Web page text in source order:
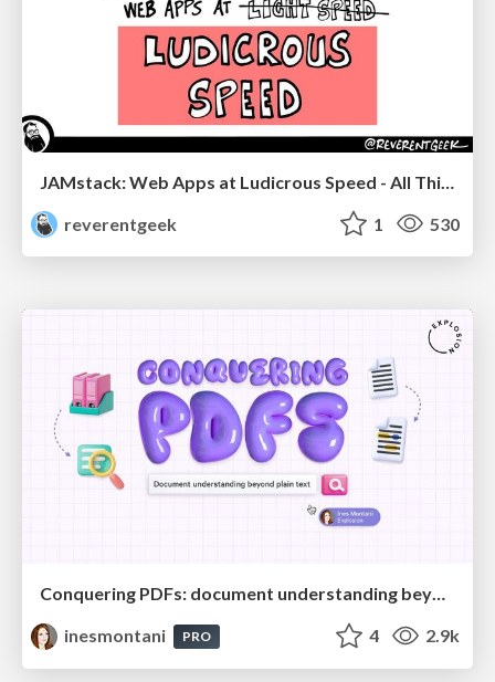
reverentgeek
1 530
Conquering PDFs: document understanding beyond plain text
inesmontani
PRO 4 2.9k